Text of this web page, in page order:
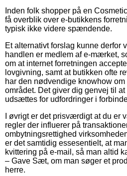
Inden folk shopper på en
få overblik over e-butikkens
typisk ikke videre spændende.
Et alternativt forslag kunne derfor
handlen er medlem af e-mærket,
om at internet forretningen
lovgivning, samt at butikken ofte
har den nødvendige knowhow
området. Det giver dig genvej til
udsættes for udfordringer i
I øvrigt er det prisværdigt at du er
regler der influerer på
ombytningsrettighed
er det samtidig essesentielt, at
kvittering på e-mail, så man altid
– Gave Sæt, om man søger et
herre.